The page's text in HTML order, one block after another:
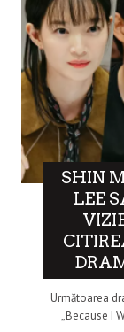
SHIN
LEE
Următoarea
„Because I